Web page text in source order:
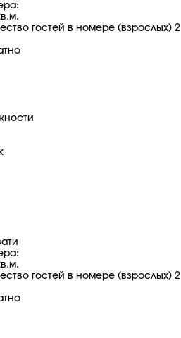
гостей в номере (взрослых) 2
гостей в номере (взрослых) 2